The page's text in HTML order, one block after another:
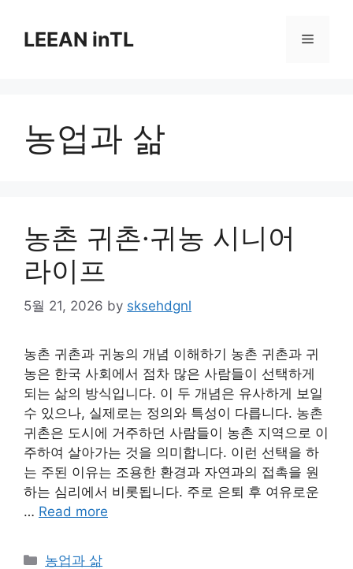
contentLEEAN inTL Menu
농업과 삶
농촌 귀촌·귀농 시니어
라이프
5월 21, 2026 by sksehdgnl
농촌 귀촌과 귀농의 개념 이해하기 농촌 귀촌과 귀
농은 한국 사회에서 점차 많은 사람들이 선택하게
되는 삶의 방식입니다. 이 두 개념은 유사하게 보일
수 있으나, 실제로는 정의와 특성이 다릅니다. 농촌
귀촌은 도시에 거주하던 사람들이 농촌 지역으로 이
주하여 살아가는 것을 의미합니다. 이런 선택을 하
는 주된 이유는 조용한 환경과 자연과의 접촉을 원
하는 심리에서 비롯됩니다. 주로 은퇴 후 여유로운
… Read more
Categories
농업과 삶